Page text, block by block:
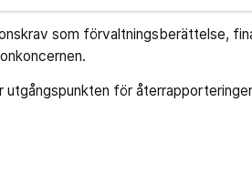
som förvaltningsberättelse,
för